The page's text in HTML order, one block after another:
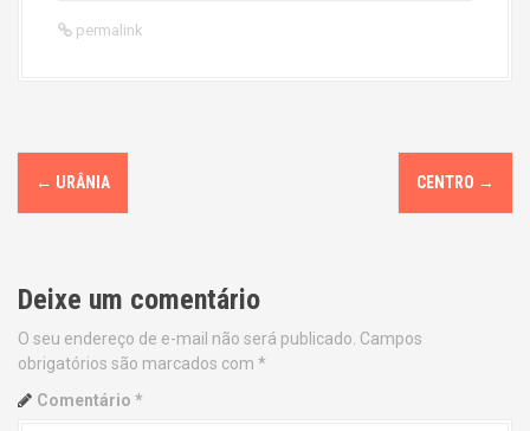
permalink
P
o
t
n
a
← URÂNIA CENTRO →
Deixe um comentário
O seu endereço de e-mail não será publicado. Campos
obrigatórios são marcados com *
Comentário *